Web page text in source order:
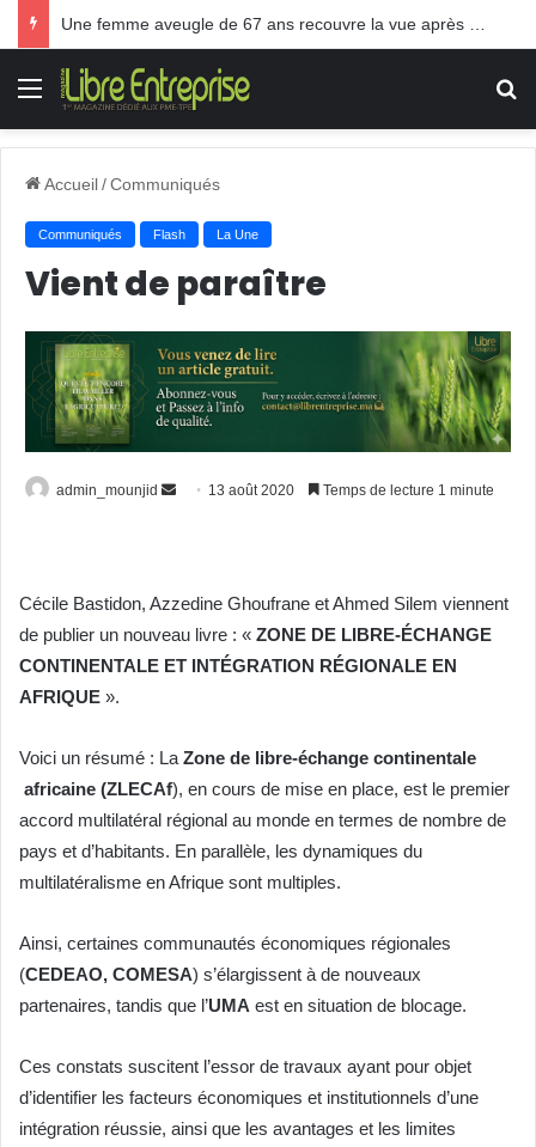
Menu
Accueil/Communiqués
Communiqués Flash La Une
Vient de paraître
admin_mounjid
Envoyer13 août 2020 Temps de lecture 1 minute
Cécile Bastidon, Azzedine Ghoufrane et Ahmed Silem viennent
de publier un nouveau livre : « ZONE DE LIBRE-ÉCHANGE
CONTINENTALE ET INTÉGRATION RÉGIONALE EN
AFRIQUE ».
Voici un résumé : La Zone de libre-échange continentale
africaine (ZLECAf), en cours de mise en place, est le premier
accord multilatéral régional au monde en termes de nombre de
pays et d’habitants. En parallèle, les dynamiques du
multilatéralisme en Afrique sont multiples.
Ainsi, certaines communautés économiques régionales
(CEDEAO, COMESA) s’élargissent à de nouveaux
partenaires, tandis que l’UMA est en situation de blocage.
Ces constats suscitent l’essor de travaux ayant pour objet
d’identifier les facteurs économiques et institutionnels d’une
intégration réussie, ainsi que les avantages et les limites